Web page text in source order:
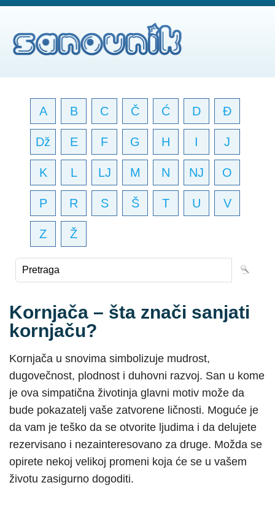
A B C Č Ć D Đ
Dž E F G H I J
K L LJ M N NJ O
P R S Š T U V
Z Ž
Kornjača – šta znači sanjati
kornjaču?
Kornjača u snovima simbolizuje mudrost,
dugovečnost, plodnost i duhovni razvoj. San u kome
je ova simpatična životinja glavni motiv može da
bude pokazatelj vaše zatvorene ličnosti. Moguće je
da vam je teško da se otvorite ljudima i da delujete
rezervisano i nezainteresovano za druge. Možda se
opirete nekoj velikoj promeni koja će se u vašem
životu zasigurno dogoditi.